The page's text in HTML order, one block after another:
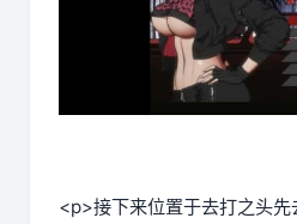
<p>接下来位置于去打之头